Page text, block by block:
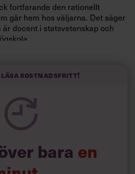
fortfarande den rationellt
går hem hos väljarna. Det säger
är docent i statsvetenskap och
båda fötterna på jorden. Hellre
hur jag brukar sammanfatta de
för fram i undersökningar.”
Wikander: ”Led som i
början av pandemin”
kostnadsfritt!
bara en